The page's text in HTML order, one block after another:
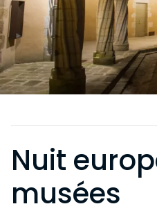
Nuit
musées